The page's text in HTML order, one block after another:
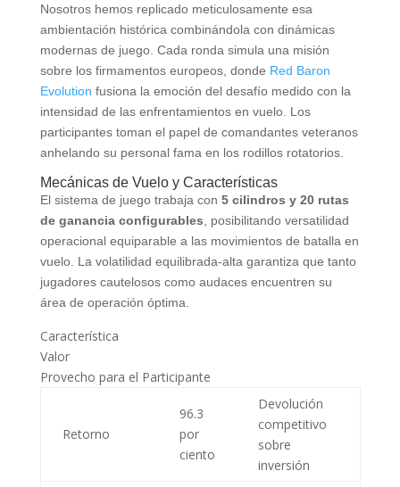
Nosotros hemos replicado meticulosamente esa
ambientación histórica combinándola con dinámicas
modernas de juego. Cada ronda simula una misión
sobre los firmamentos europeos, donde Red Baron
Evolution fusiona la emoción del desafío medido con la
intensidad de las enfrentamientos en vuelo. Los
participantes toman el papel de comandantes veteranos
anhelando su personal fama en los rodillos rotatorios.
Mecánicas de Vuelo y Características
El sistema de juego trabaja con 5 cilindros y 20 rutas
de ganancia configurables , posibilitando versatilidad
operacional equiparable a las movimientos de batalla en
vuelo. La volatilidad equilibrada-alta garantiza que tanto
jugadores cautelosos como audaces encuentren su
área de operación óptima.
Característica
Valor
Provecho para el Participante
Retorno
96.3
por
ciento
Devolución
competitivo
sobre
inversión